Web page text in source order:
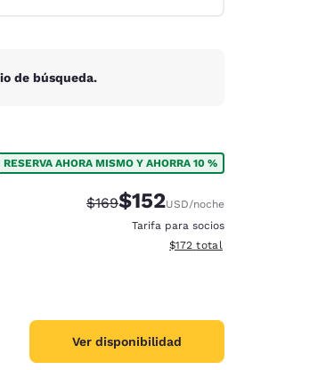
de búsqueda.
RESERVA AHORA MISMO Y AHORRA 10 %
Tarifa tachada:
$169Tarifa reducida:
$152USD/noche
Tarifa para socios
Ver detalles totales
$172 total
Ver disponibilidad